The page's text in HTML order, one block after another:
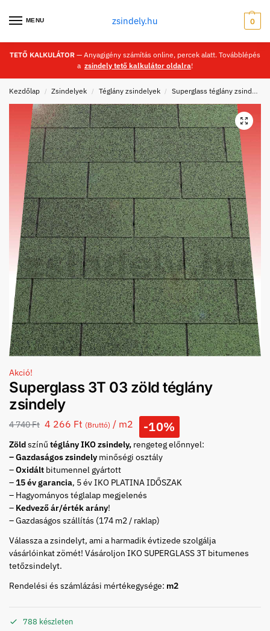
MENU zsindely.hu 0
TETŐ KALKULÁTOR — Anyagigény számítás online, percek alatt. Továbblépés
a zsindely tető kalkulátor oldalra!
Kezdőlap / Zsindelyek / Téglány zsindelyek / Superglass téglány zsindelyek
Akció!
Superglass 3T 03 zöld téglány
zsindely
4 740Ft 4 266 Ft (Bruttó) / m2 -10%
Zöldszínű téglány IKO zsindely, rengeteg előnnyel:
– Gazdaságos zsindely minőségi osztály
–Oxidált bitumennel gyártott
–15 év garancia, 5 év IKO PLATINA IDŐSZAK
– Hagyományos téglalap megjelenés
– Kedvező ár/érték arány!
– Gazdaságos szállítás (174 m2 / raklap)
Válassza a zsindelyt, ami a harmadik évtizede szolgálja
vásárlóinkat zömét! Vásároljon IKO SUPERGLASS 3T bitumenes
tetőzsindelyt.
Rendelési és számlázási mértékegysége: m2
788 készleten